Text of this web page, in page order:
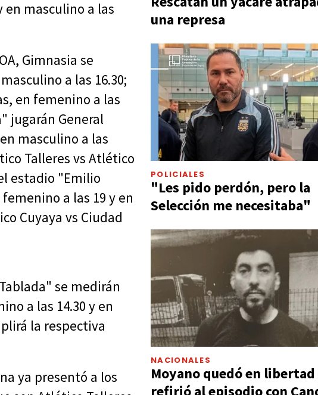
en masculino a las
Gimnasia se
a las 16.30;
en femenino a las
jugarán General
masculino a las
Talleres vs Atlético
estadio "Emilio
a las 19 y en
Cuyaya vs Ciudad
se medirán
a las 14.30 y en
la respectiva
ya presentó a los
una represa
POLICIALES
"Les pido perdón, pero la
Selección me necesitaba"
NACIONALES
Moyano quedó en libertad
refirió al episodio con